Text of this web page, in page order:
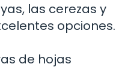
las cerezas y
opciones.
de hojas